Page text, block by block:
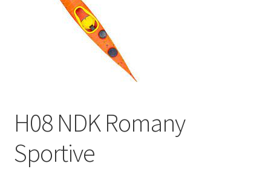
Kongsberg Padleklubb
H08 NDK Romany
Sportive